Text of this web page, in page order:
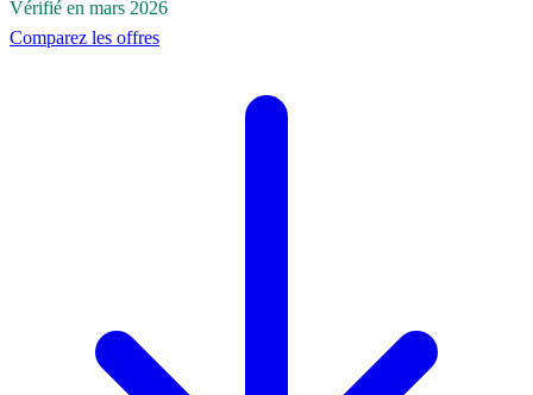
Vérifié en mars 2026
Comparez les offres